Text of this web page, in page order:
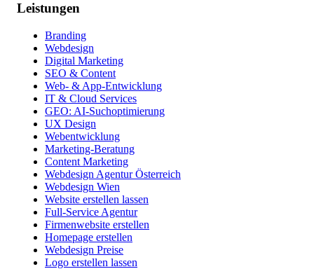
Leistungen
Branding
Webdesign
Digital Marketing
SEO & Content
Web- & App-Entwicklung
IT & Cloud Services
GEO: AI-Suchoptimierung
UX Design
Webentwicklung
Marketing-Beratung
Content Marketing
Webdesign Agentur Österreich
Webdesign Wien
Website erstellen lassen
Full-Service Agentur
Firmenwebsite erstellen
Homepage erstellen
Webdesign Preise
Logo erstellen lassen